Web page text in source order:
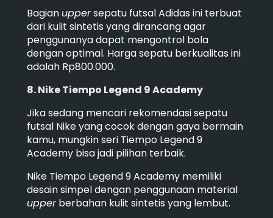
Bagian uppersepatu futsal Adidas ini terbuat
dari kulit sintetis yang dirancang agar
penggunanya dapat mengontrol bola
dengan optimal. Harga sepatu berkualitas ini
adalah Rp800.000.
8. Nike Tiempo Legend 9 Academy
Jika sedang mencari rekomendasi sepatu
futsal Nike yang cocok dengan gaya bermain
kamu, mungkin seri Tiempo Legend 9
Academy bisa jadi pilihan terbaik.
Nike Tiempo Legend 9 Academy memiliki
desain simpel dengan penggunaan material
upperberbahan kulit sintetis yang lembut.